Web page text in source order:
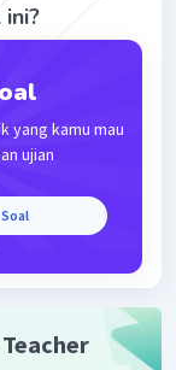
yang kamu mau
ujian